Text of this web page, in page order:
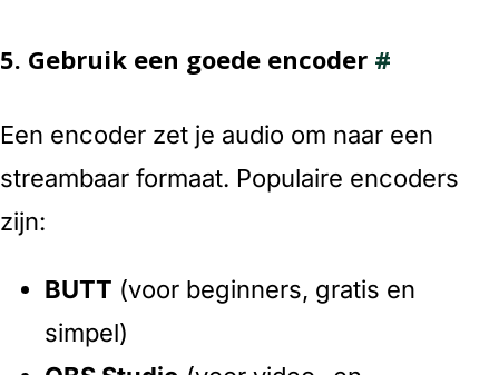
5. Gebruik een goede encoder #
Een encoder zet je audio om naar een
streambaar formaat. Populaire encoders
zijn:
BUTT (voor beginners, gratis en
simpel)